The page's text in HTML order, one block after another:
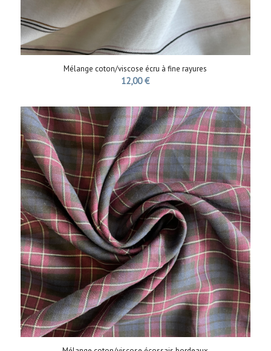
Mélange coton/viscose écru à fine rayures
12,00€